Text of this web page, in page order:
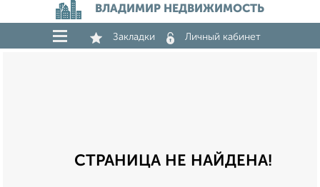
ВЛАДИМИР НЕДВИЖИМОСТЬ
Закладки Личный кабинет
СТРАНИЦА НЕ НАЙДЕНА!